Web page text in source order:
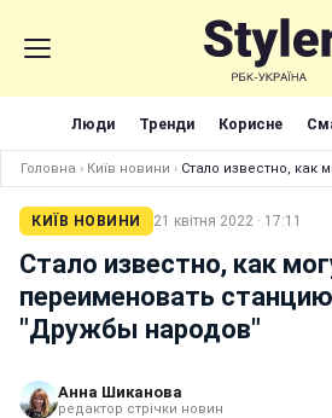
Люди Тренди Корисне
Головна › Київ новини › Стало известно, как
КИЇВ НОВИНИ 21 квітня 2022 · 17:11
Стало известно, как
переименовать
"Дружбы народов"
Анна Шиканова
редактор стрічки новин